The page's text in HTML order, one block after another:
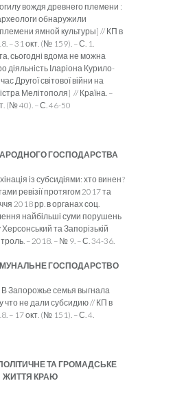
вождя древнего племени :
обнаружили
ямной культуры] // КП в
– 31 окт. (№ 159). – С. 1.
сьогодні вдома не можна
діяльність Іларіона Курило-
Другої світової війни на
Мелітополя] // Країна. –
(№ 40). – С. 46-50
ГОСПОДАРСТВА
із субсидіями: хто винен?
ревізії протягом 2017 та
2018 рр. в органах соц.
найбільші суми порушень
та Запорізькій
– 2018. – № 9. – С. 34-36.
ГОСПОДАРСТВО
Запорожье семья выгнала
что не дали субсидию // КП в
– 17 окт. (№ 151). – С. 4.
ТА ГРОМАДСЬКЕ
ЖИТТЯ КРАЮ